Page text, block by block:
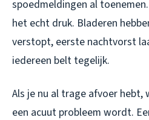
spoedmeldingen al
het echt druk. Bladeren
verstopt, eerste nachtvorst
iedereen belt tegelijk.
Als je nu al trage afvoer
een acuut probleem wordt.